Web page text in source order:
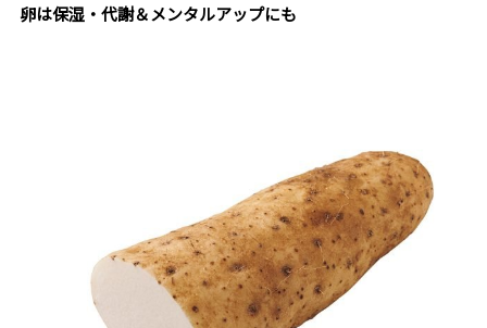
卵は保湿・代謝＆メンタルアップにも